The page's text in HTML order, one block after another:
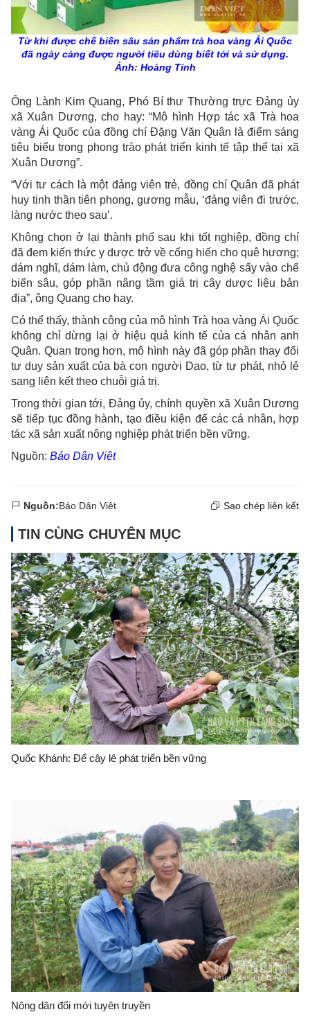
Từ khi được chế biến sâu sản phẩm trà hoa vàng Ái Quốc
đã ngày càng được người tiêu dùng biết tới và sử dụng.
Ảnh: Hoàng Tính
Ông Lành Kim Quang, Phó Bí thư Thường trực Đảng ủy
xã Xuân Dương, cho hay: “Mô hình Hợp tác xã Trà hoa
vàng Ái Quốc của đồng chí Đặng Văn Quân là điểm sáng
tiêu biểu trong phong trào phát triển kinh tế tập thể tại xã
Xuân Dương”.
“Với tư cách là một đảng viên trẻ, đồng chí Quân đã phát
huy tinh thần tiên phong, gương mẫu, ‘đảng viên đi trước,
làng nước theo sau’.
Không chọn ở lại thành phố sau khi tốt nghiệp, đồng chí
đã đem kiến thức y dược trở về cống hiến cho quê hương;
dám nghĩ, dám làm, chủ động đưa công nghệ sấy vào chế
biến sâu, góp phần nâng tầm giá trị cây dược liệu bản
địa”, ông Quang cho hay.
Có thể thấy, thành công của mô hình Trà hoa vàng Ái Quốc
không chỉ dừng lại ở hiệu quả kinh tế của cá nhân anh
Quân. Quan trọng hơn, mô hình này đã góp phần thay đổi
tư duy sản xuất của bà con người Dao, từ tự phát, nhỏ lẻ
sang liên kết theo chuỗi giá trị.
Trong thời gian tới, Đảng ủy, chính quyền xã Xuân Dương
sẽ tiếp tục đồng hành, tạo điều kiện để các cá nhân, hợp
tác xã sản xuất nông nghiệp phát triển bền vững.
Nguồn: Báo Dân Việt
Nguồn:Báo Dân Việt Sao chép liên kết
TIN CÙNG CHUYÊN MỤC
Quốc Khánh: Để cây lê phát triển bền vững
Nông dân đổi mới tuyên truyền